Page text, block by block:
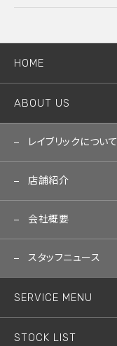
HOME
ABOUT US
レイブリックについて
店舗紹介
会社概要
スタッフニュース
SERVICE MENU
STOCK LIST